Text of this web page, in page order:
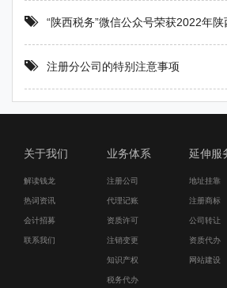
“陕西税务”微信公众号荣获2022年陕西省“走
注册分公司的特别注意事项
关于我们
解读钱龙
热词资讯
会计招募
联系我们
业务体系
注册公司
代理记账
资质许可
注销变更
知识产权
税务代办
延伸服
地址挂靠
注册商标
公司转让
资质代办
网站建设